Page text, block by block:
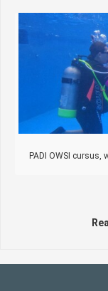
PADI OWSI cursus,